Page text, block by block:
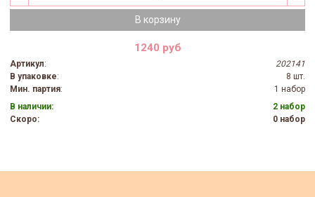
В корзину
1240 руб
Артикул:
202141
В упаковке:
8 шт.
Мин. партия:
1 набор
В наличии:
2 набор
Скоро:
0 набор